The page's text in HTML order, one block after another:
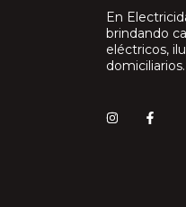
En
brindando
eléctricos,
domiciliarios.